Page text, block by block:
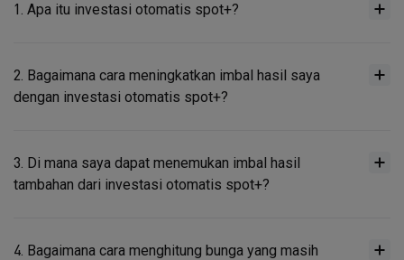
1. Apa itu investasi otomatis spot+?
2. Bagaimana cara meningkatkan imbal hasil saya
dengan investasi otomatis spot+?
3. Di mana saya dapat menemukan imbal hasil
tambahan dari investasi otomatis spot+?
4. Bagaimana cara menghitung bunga yang masih